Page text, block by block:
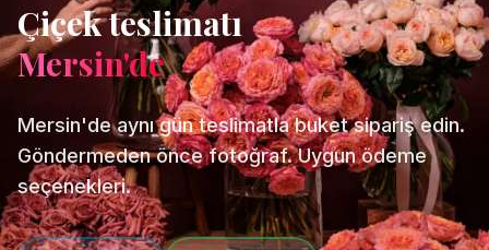
Çiçek teslimatı
Mersin'de
Mersin'de aynı gün teslimatla buket sipariş edin.
Göndermeden önce fotoğraf. Uygun ödeme
seçenekleri.